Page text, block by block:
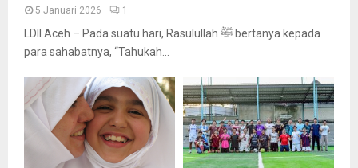
5 Januari 2026 1
LDII Aceh – Pada suatu hari, Rasulullah ﷺ bertanya kepada
para sahabatnya, “Tahukah...